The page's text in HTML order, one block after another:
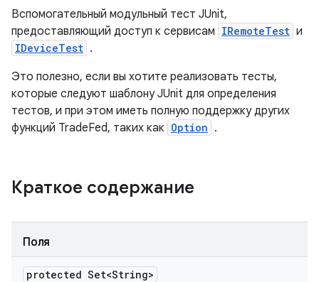
Вспомогательный модульный тест JUnit,
предоставляющий доступ к сервисам IRemoteTest и
IDeviceTest .
Это полезно, если вы хотите реализовать тесты,
которые следуют шаблону JUnit для определения
тестов, и при этом иметь полную поддержку других
функций TradeFed, таких как Option .
Краткое содержание
Поля
protected Set<String>